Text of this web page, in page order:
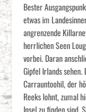
Bester
etwas im
angrenzende
herrlichen Seen
vorbei. Daran
Gipfel Irlands
Carrauntoohil, der
Reeks lohnt, zumal
Insel zu finden sind.